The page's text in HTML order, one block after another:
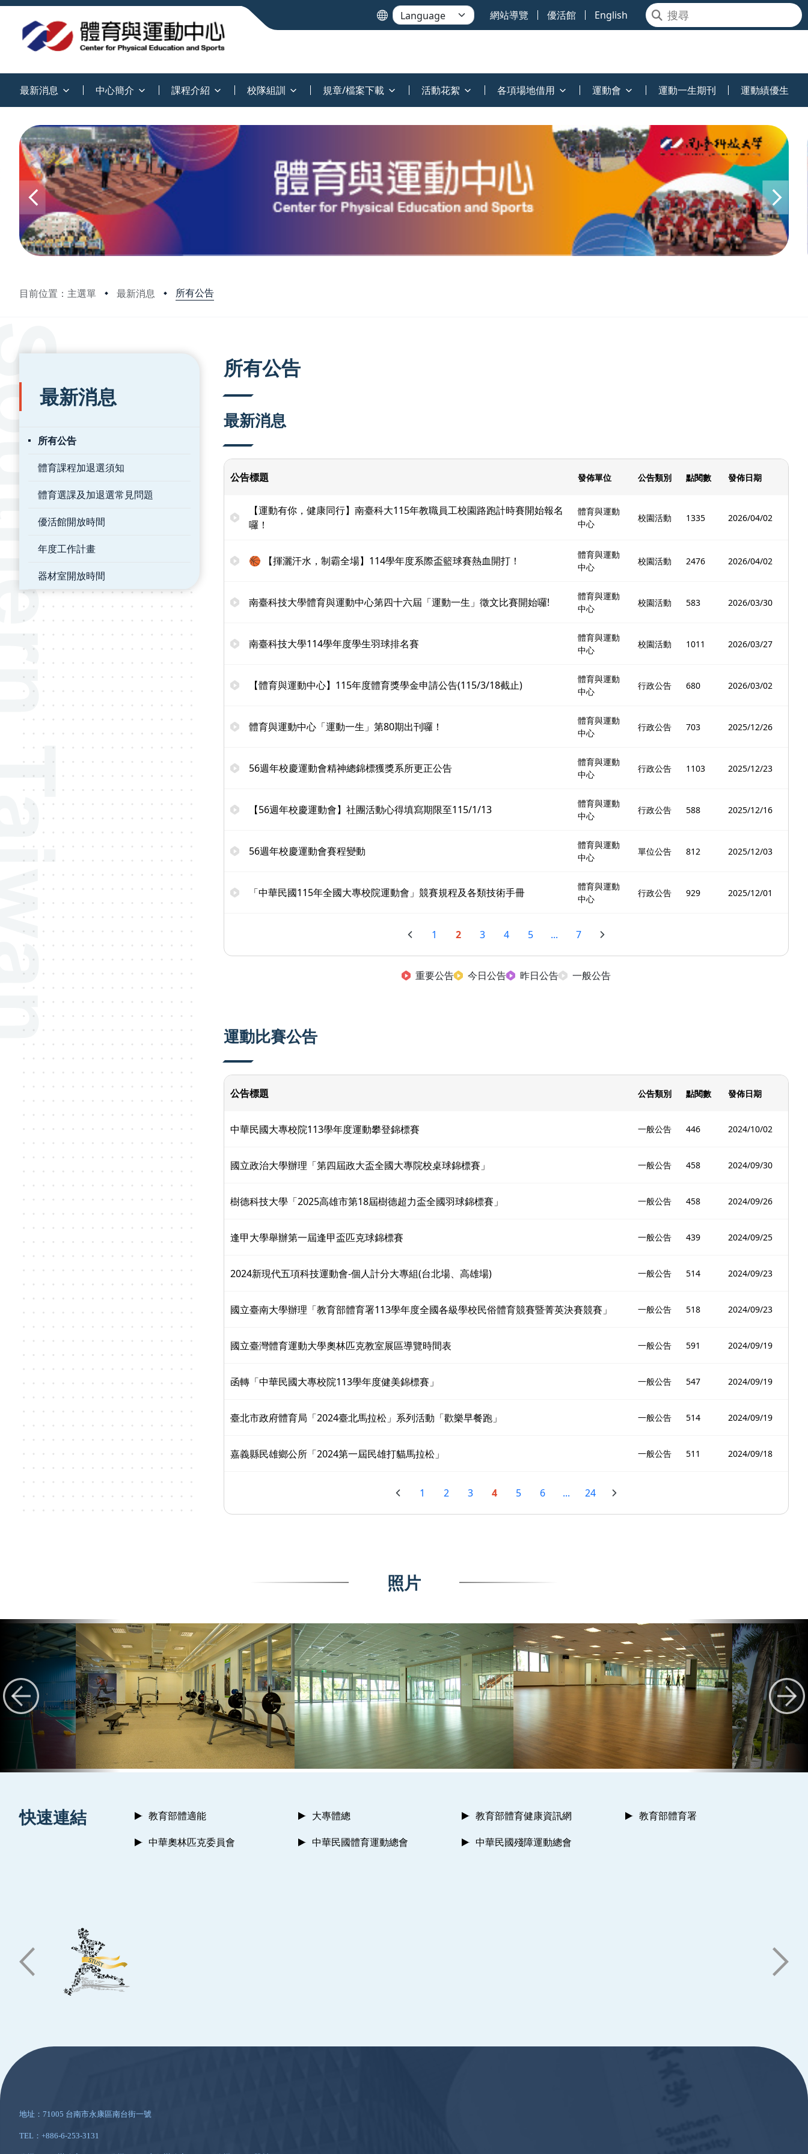
網站導覽 優活館 English
最新消息 中心簡介 課程介紹 校隊組訓 規章/檔案下載 活動花絮 各項場地借用 運動會 運動一生期刊 運動績優生
目前位置：主選單 最新消息 所有公告
:::
最新消息
所有公告
體育課程加退選須知
體育選課及加退選常見問題
優活館開放時間
年度工作計畫
器材室開放時間
所有公告
最新消息
公告標題 發佈單位 公告類別 點閱數 發佈日期
【運動有你，健康同行】南臺科大115年教職員工校園路跑計時賽開始報名
囉！
體育與運動
中心
校園活動 1335 2026/04/02
🏀 【揮灑汗水，制霸全場】114學年度系際盃籃球賽熱血開打！
體育與運動
中心
校園活動 2476 2026/04/02
南臺科技大學體育與運動中心第四十六屆「運動一生」徵文比賽開始囉!
體育與運動
中心
校園活動 583 2026/03/30
南臺科技大學114學年度學生羽球排名賽
體育與運動
中心
校園活動 1011 2026/03/27
【體育與運動中心】115年度體育獎學金申請公告(115/3/18截止)
體育與運動
中心
行政公告 680 2026/03/02
體育與運動中心「運動一生」第80期出刊囉！
體育與運動
中心
行政公告 703 2025/12/26
56週年校慶運動會精神總錦標獲獎系所更正公告
體育與運動
中心
行政公告 1103 2025/12/23
【56週年校慶運動會】社團活動心得填寫期限至115/1/13
體育與運動
中心
行政公告 588 2025/12/16
56週年校慶運動會賽程變動
體育與運動
中心
單位公告 812 2025/12/03
「中華民國115年全國大專校院運動會」競賽規程及各類技術手冊
體育與運動
中心
行政公告 929 2025/12/01
1 2 3 4 5 ... 7
重要公告 今日公告 昨日公告 一般公告
運動比賽公告
公告標題 公告類別 點閱數 發佈日期
中華民國大專校院113學年度運動攀登錦標賽 一般公告 446 2024/10/02
國立政治大學辦理「第四屆政大盃全國大專院校桌球錦標賽」 一般公告 458 2024/09/30
樹德科技大學「2025高雄市第18屆樹德超力盃全國羽球錦標賽」 一般公告 458 2024/09/26
逢甲大學舉辦第一屆逢甲盃匹克球錦標賽 一般公告 439 2024/09/25
2024新現代五項科技運動會-個人計分大專組(台北場、高雄場) 一般公告 514 2024/09/23
國立臺南大學辦理「教育部體育署113學年度全國各級學校民俗體育競賽暨菁英決賽競賽」 一般公告 518 2024/09/23
國立臺灣體育運動大學奧林匹克教室展區導覽時間表 一般公告 591 2024/09/19
函轉「中華民國大專校院113學年度健美錦標賽」 一般公告 547 2024/09/19
臺北市政府體育局「2024臺北馬拉松」系列活動「歡樂早餐跑」 一般公告 514 2024/09/19
嘉義縣民雄鄉公所「2024第一屆民雄打貓馬拉松」 一般公告 511 2024/09/18
1 2 3 4 5 6 ... 24
照片
快速連結 教育部體適能 大專體總 教育部體育健康資訊網
教育部體育署
中華奧林匹克委員會
中華民國體育運動總會 中華民國殘障運動總會
地址：71005 台南市永康區南台街一號
TEL：+886-6-253-3131